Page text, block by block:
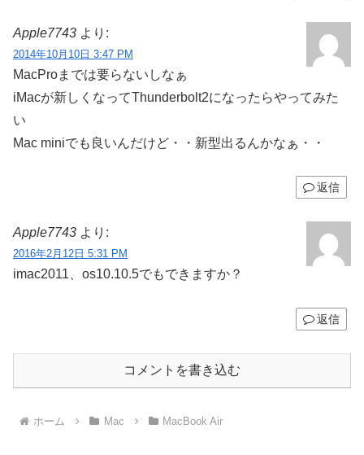
Apple7743 より:
2014年10月10日 3:47 PM
MacProまでは要らないしなぁ
iMacが新しくなってThunderbolt2になったらやってみた
い
Mac miniでも良いんだけど・・新型出るんかなぁ・・
返信
Apple7743 より:
2016年2月12日 5:31 PM
imac2011、os10.10.5でもできますか？
返信
コメントを書き込む
ホーム Mac MacBook Air